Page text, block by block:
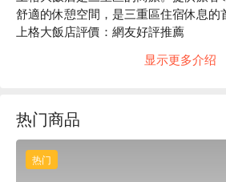
舒適的休憩空間，是三重區住宿休息的
上格大飯店評價：網友好評推薦
鄰近空軍三重一村、先嗇宮、大台北都
显示更多介绍
热门商品
热门